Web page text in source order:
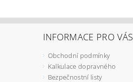
INFORMACE PRO VÁS
Obchodní podmínky
Kalkulace dopravného
Bezpečnostní listy